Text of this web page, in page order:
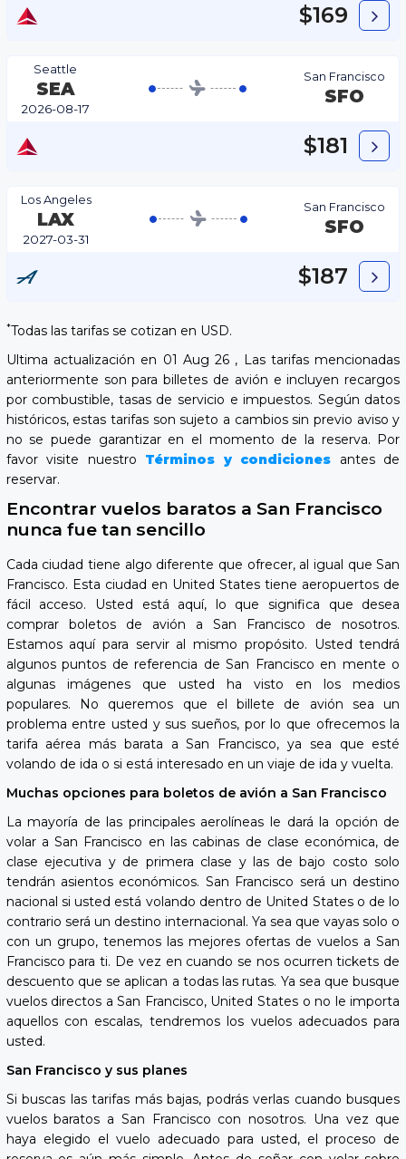
$169
Seattle
SEA
2026-08-17
San Francisco
SFO
$181
Los Angeles
LAX
2027-03-31
San Francisco
SFO
$187
*Todas las tarifas se cotizan en USD.
Ultima actualización en 01 Aug 26 , Las tarifas mencionadas
anteriormente son para billetes de avión e incluyen recargos
por combustible, tasas de servicio e impuestos. Según datos
históricos, estas tarifas son sujeto a cambios sin previo aviso y
no se puede garantizar en el momento de la reserva. Por
favor visite nuestro Términos y condiciones antes de
reservar.
Encontrar vuelos baratos a San Francisco
nunca fue tan sencillo
Cada ciudad tiene algo diferente que ofrecer, al igual que San
Francisco. Esta ciudad en United States tiene aeropuertos de
fácil acceso. Usted está aquí, lo que significa que desea
comprar boletos de avión a San Francisco de nosotros.
Estamos aquí para servir al mismo propósito. Usted tendrá
algunos puntos de referencia de San Francisco en mente o
algunas imágenes que usted ha visto en los medios
populares. No queremos que el billete de avión sea un
problema entre usted y sus sueños, por lo que ofrecemos la
tarifa aérea más barata a San Francisco, ya sea que esté
volando de ida o si está interesado en un viaje de ida y vuelta.
Muchas opciones para boletos de avión a San Francisco
La mayoría de las principales aerolíneas le dará la opción de
volar a San Francisco en las cabinas de clase económica, de
clase ejecutiva y de primera clase y las de bajo costo solo
tendrán asientos económicos. San Francisco será un destino
nacional si usted está volando dentro de United States o de lo
contrario será un destino internacional. Ya sea que vayas solo o
con un grupo, tenemos las mejores ofertas de vuelos a San
Francisco para ti. De vez en cuando se nos ocurren tickets de
descuento que se aplican a todas las rutas. Ya sea que busque
vuelos directos a San Francisco, United States o no le importa
aquellos con escalas, tendremos los vuelos adecuados para
usted.
San Francisco y sus planes
Si buscas las tarifas más bajas, podrás verlas cuando busques
vuelos baratos a San Francisco con nosotros. Una vez que
haya elegido el vuelo adecuado para usted, el proceso de